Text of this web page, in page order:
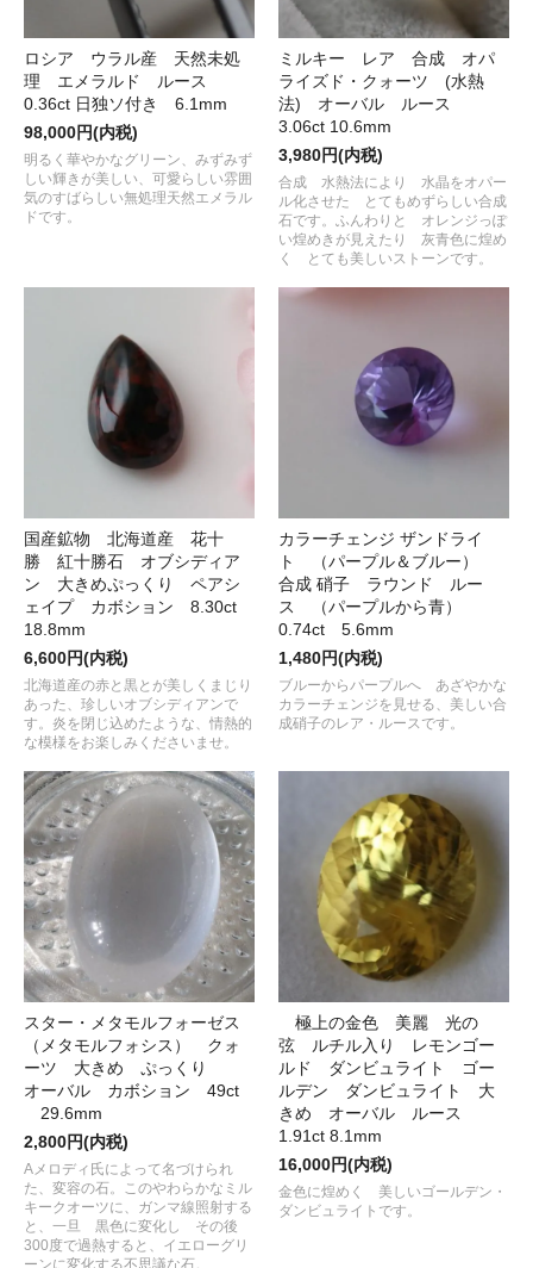
ロシア ウラル産 天然未処
理 エメラルド ルース
0.36ct 日独ソ付き 6.1mm
98,000円(内税)
明るく華やかなグリーン、みずみず
しい輝きが美しい、可愛らしい雰囲
気のすばらしい無処理天然エメラル
ドです。
ミルキー レア 合成 オパ
ライズド・クォーツ (水熱
法) オーバル ルース
3.06ct 10.6mm
3,980円(内税)
合成 水熱法により 水晶をオパー
ル化させた とてもめずらしい合成
石です。ふんわりと オレンジっぽ
い煌めきが見えたり 灰青色に煌め
く とても美しいストーンです。
国産鉱物 北海道産 花十
勝 紅十勝石 オブシディア
ン 大きめぷっくり ペアシ
ェイプ カボション 8.30ct
18.8mm
6,600円(内税)
北海道産の赤と黒とが美しくまじり
あった、珍しいオブシディアンで
す。炎を閉じ込めたような、情熱的
な模様をお楽しみくださいませ。
カラーチェンジ ザンドライ
ト （パープル＆ブルー）
合成 硝子 ラウンド ルー
ス （パープルから青）
0.74ct 5.6mm
1,480円(内税)
ブルーからパープルへ あざやかな
カラーチェンジを見せる、美しい合
成硝子のレア・ルースです。
スター・メタモルフォーゼス
（メタモルフォシス） クォ
ーツ 大きめ ぷっくり
オーバル カボション 49ct
29.6mm
2,800円(内税)
Aメロディ氏によって名づけられ
た、変容の石。このやわらかなミル
キークオーツに、ガンマ線照射する
と、一旦 黒色に変化し その後
300度で過熱すると、イエローグリ
ーンに変化する不思議な石。
極上の金色 美麗 光の
弦 ルチル入り レモンゴー
ルド ダンビュライト ゴー
ルデン ダンビュライト 大
きめ オーバル ルース
1.91ct 8.1mm
16,000円(内税)
金色に煌めく 美しいゴールデン・
ダンビュライトです。